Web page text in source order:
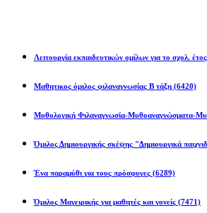
Λειτουργία εκπαιδευτικών ομίλων για το σχολ.
Μαθητικος όμιλος φιλαναγνωσίας Β τάξη (6420)
Μυθολογική Φιλαναγνωσία-Μυθοαναγνώσματα-
Όμιλος Δημιουργικής σκέψης "Δημιουργικά
Ένα παραμύθι για τους πρόσφυγες (6289)
Όμιλος Μαγειρικής για μαθητές και γονείς (7471)